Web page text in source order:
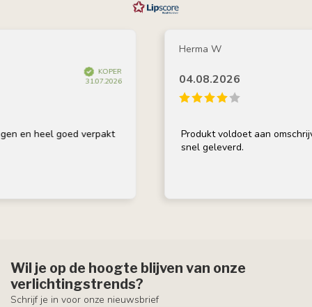
KOPER
31.07.2026
heel goed verpakt
Herma W
04.08.2026
Produkt voldoet aan omschrijving,
snel geleverd.
Wil je op de hoogte blijven van onze
verlichtingstrends?
Schrijf je in voor onze nieuwsbrief